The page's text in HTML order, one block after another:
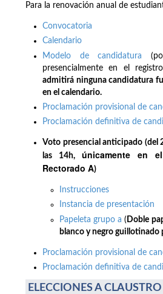
Para la renovación anual de
Convocatoria
Calendario
Modelo de candidatura
presencialmente en el
admitirá ninguna candidatura
en el calendario.
Proclamación provisional de
Proclamación definitiva de
Voto presencial anticipado (del
las 14h, únicamente en
Rectorado A)
Instrucciones
Instancia de presentación
Papeleta grupo a( Doble
blanco y negro guillotinado
Proclamación provisional de
Proclamación definitiva de
ELECCIONES A